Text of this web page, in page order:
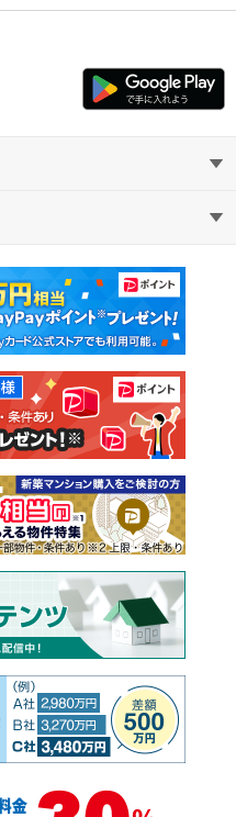
中古マンション
中古一戸建て
土地
教えて！住まいの先生